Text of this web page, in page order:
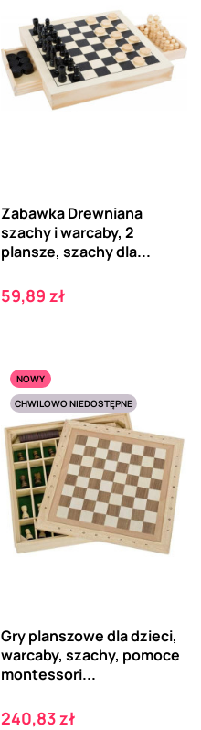
Zabawka Drewniana
szachy i warcaby, 2
plansze, szachy dla...
Cena
59,89 zł
NOWY
CHWILOWO NIEDOSTĘPNE
Gry planszowe dla dzieci,
warcaby, szachy, pomoce
montessori...
Cena
240,83 zł